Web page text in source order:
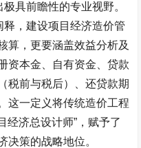
具前瞻性的专业视野。
，建设项目经济造价管
算，更要涵盖效益分析及
资本金、自有资金、贷款
税前与税后）、还贷款期
这一定义将传统造价工程
经济总设计师” ，赋予了
决策的战略地位。